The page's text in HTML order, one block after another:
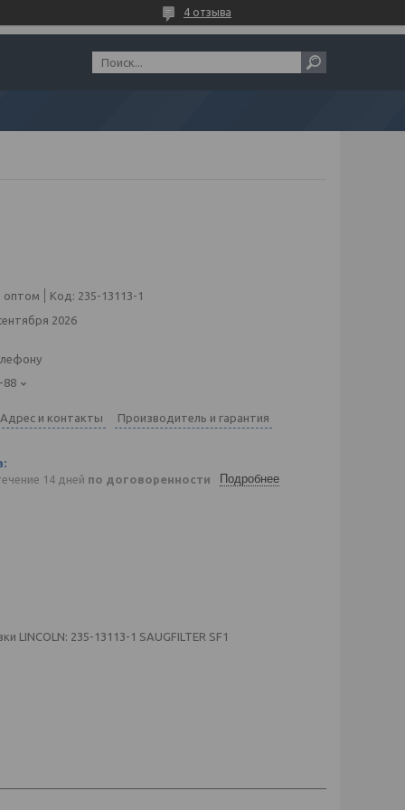
4 отзыва
оптом Код: 235-13113-1
2026
88
Адрес и контакты Производитель и гарантия
14 дней по договоренности Подробнее
235-13113-1 SAUGFILTER SF1